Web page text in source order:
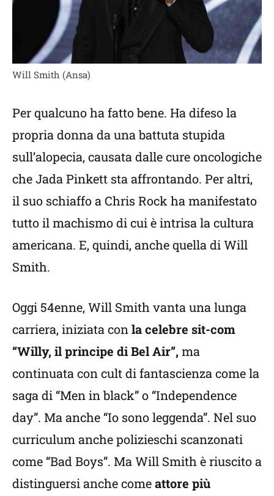
Will Smith (Ansa)
Per qualcuno ha fatto bene. Ha difeso la
propria donna da una battuta stupida
sull’alopecia, causata dalle cure oncologiche
che Jada Pinkett sta affrontando. Per altri,
il suo schiaffo a Chris Rock ha manifestato
tutto il machismo di cui è intrisa la cultura
americana. E, quindi, anche quella di Will
Smith.
Oggi 54enne, Will Smith vanta una lunga
carriera, iniziata conla celebre sit-com
“Willy, il principe di Bel Air”, ma
continuata con cult di fantascienza come la
saga di “Men in black” o “Independence
day”. Ma anche “Io sono leggenda”. Nel suo
curriculum anche polizieschi scanzonati
come “Bad Boys”. Ma Will Smith è riuscito a
distinguersi anche comeattore più